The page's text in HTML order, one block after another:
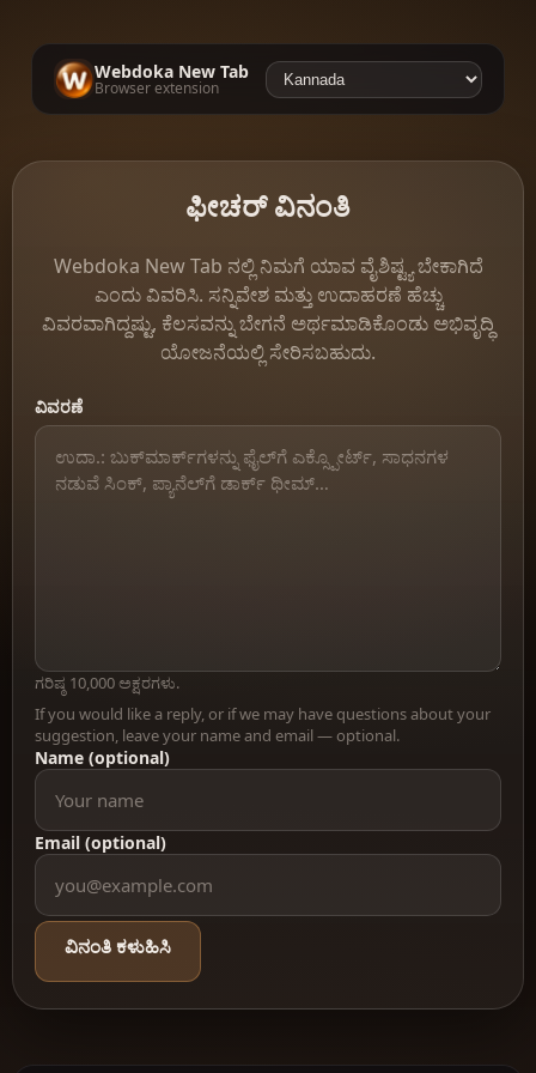
Webdoka New Tab
Browser extension
ಫೀಚರ್ ವಿನಂತಿ
Webdoka New Tab ನಲ್ಲಿ ನಿಮಗೆ ಯಾವ ವೈಶಿಷ್ಟ್ಯ ಬೇಕಾಗಿದೆ
ಎಂದು ವಿವರಿಸಿ. ಸನ್ನಿವೇಶ ಮತ್ತು ಉದಾಹರಣೆ ಹೆಚ್ಚು
ವಿವರವಾಗಿದ್ದಷ್ಟು, ಕೆಲಸವನ್ನು ಬೇಗನೆ ಅರ್ಥಮಾಡಿಕೊಂಡು ಅಭಿವೃದ್ಧಿ
ಯೋಜನೆಯಲ್ಲಿ ಸೇರಿಸಬಹುದು.
ವಿವರಣೆ
ಗರಿಷ್ಠ 10,000 ಅಕ್ಷರಗಳು.
If you would like a reply, or if we may have questions about your
suggestion, leave your name and email — optional.
Name (optional)
Email (optional)
ವಿನಂತಿ ಕಳುಹಿಸಿ